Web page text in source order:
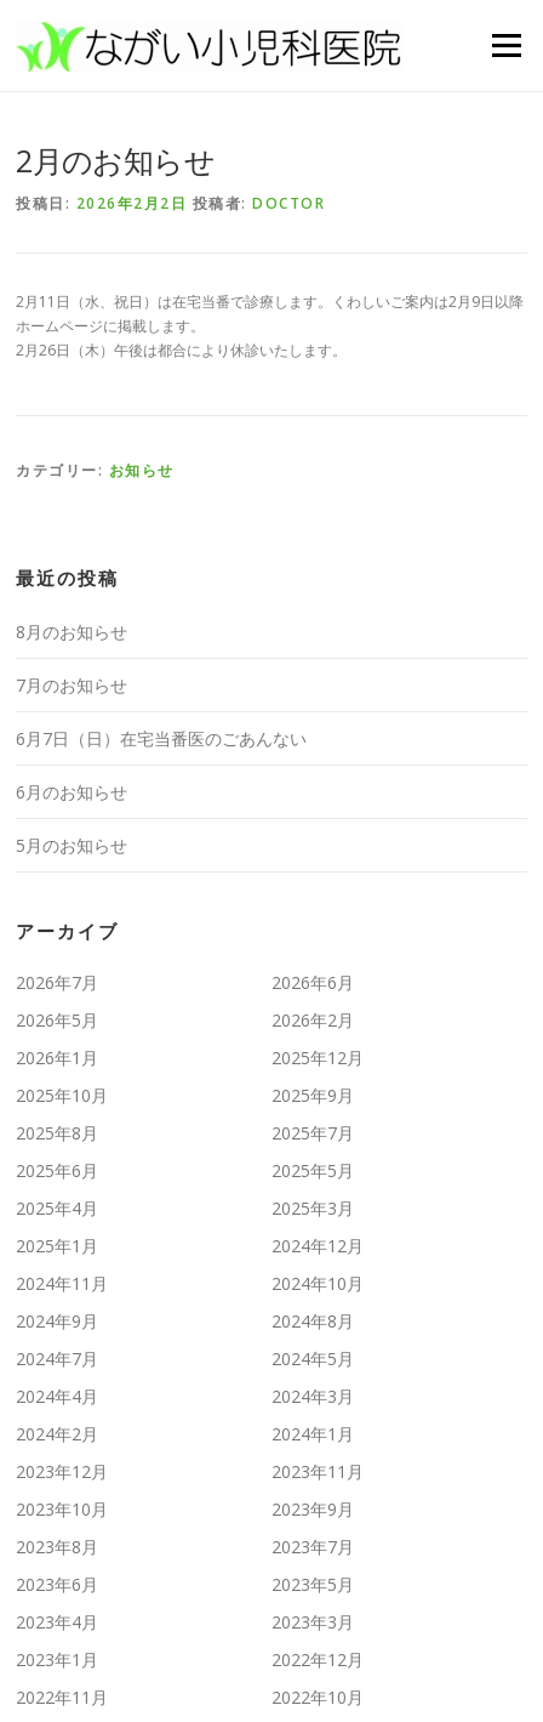
メニュー
2月のお知らせ
投稿日: 2026年2月2日 投稿者:DOCTOR
2月11日（水、祝日）は在宅当番で診療します。くわしいご案内は2月9日以降
ホームページに掲載します。
2月26日（木）午後は都合により休診いたします。
カテゴリー: お知らせ
最近の投稿
8月のお知らせ
7月のお知らせ
6月7日（日）在宅当番医のごあんない
6月のお知らせ
5月のお知らせ
アーカイブ
2026年7月
2026年6月
2026年5月
2026年2月
2026年1月
2025年12月
2025年10月
2025年9月
2025年8月
2025年7月
2025年6月
2025年5月
2025年4月
2025年3月
2025年1月
2024年12月
2024年11月
2024年10月
2024年9月
2024年8月
2024年7月
2024年5月
2024年4月
2024年3月
2024年2月
2024年1月
2023年12月
2023年11月
2023年10月
2023年9月
2023年8月
2023年7月
2023年6月
2023年5月
2023年4月
2023年3月
2023年1月
2022年12月
2022年11月
2022年10月